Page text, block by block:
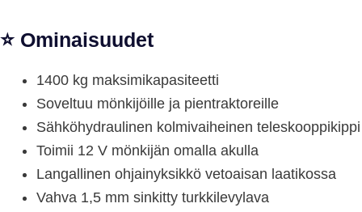
⭐ Ominaisuudet
1400 kg maksimikapasiteetti
Soveltuu mönkijöille ja pientraktoreille
Sähköhydraulinen kolmivaiheinen teleskooppikippi
Toimii 12 V mönkijän omalla akulla
Langallinen ohjainyksikkö vetoaisan laatikossa
Vahva 1,5 mm sinkitty turkkilevylava